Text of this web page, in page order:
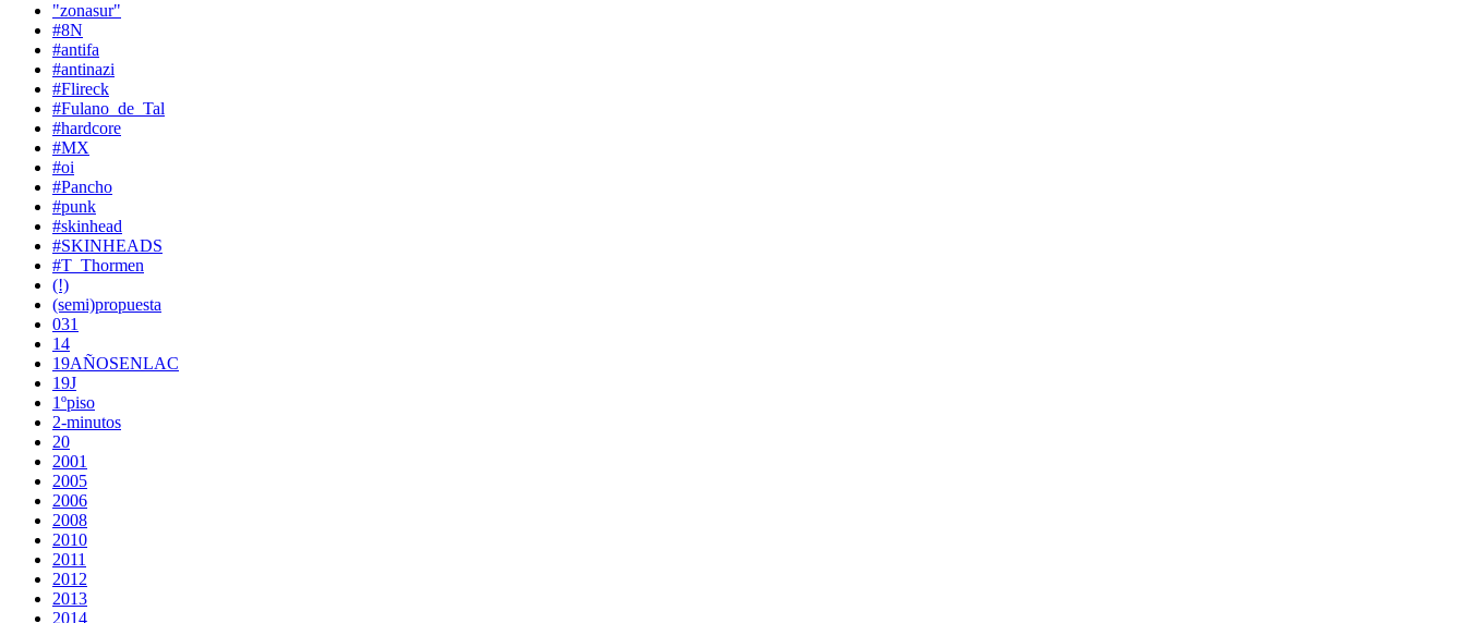
"zonasur"
#8N
#antifa
#antinazi
#Flireck
#Fulano_de_Tal
#hardcore
#MX
#oi
#Pancho
#punk
#skinhead
#SKINHEADS
#T_Thormen
(!)
(semi)propuesta
031
14
19AÑOSENLAC
19J
1ºpiso
2-minutos
20
2001
2005
2006
2008
2010
2011
2012
2013
2014